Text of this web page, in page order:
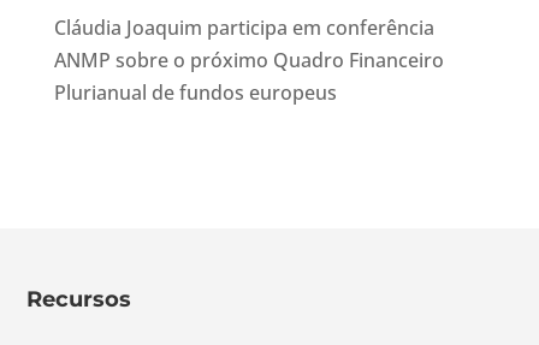
Cláudia Joaquim participa em conferência
ANMP sobre o próximo Quadro Financeiro
Plurianual de fundos europeus
Recursos